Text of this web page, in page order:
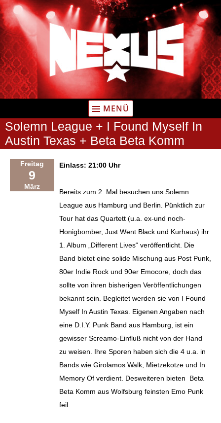
Zum
Inhalt
springen
MENÜ
Solemn League + I Found Myself In
Austin Texas + Beta Beta Komm
Freitag
9
März
Einlass: 21:00 Uhr
Bereits zum 2. Mal besuchen uns Solemn
League aus Hamburg und Berlin. Pünktlich zur
Tour hat das Quartett (u.a. ex-und noch-
Honigbomber, Just Went Black und Kurhaus) ihr
1. Album „Different Lives“ veröffentlicht. Die
Band bietet eine solide Mischung aus Post Punk,
80er Indie Rock und 90er Emocore, doch das
sollte von ihren bisherigen Veröffentlichungen
bekannt sein. Begleitet werden sie von I Found
Myself In Austin Texas. Eigenen Angaben nach
eine D.I.Y. Punk Band aus Hamburg, ist ein
gewisser Screamo-Einfluß nicht von der Hand
zu weisen. Ihre Sporen haben sich die 4 u.a. in
Bands wie Girolamos Walk, Mietzekotze und In
Memory Of verdient. Desweiteren bieten Beta
Beta Komm aus Wolfsburg feinsten Emo Punk
feil.